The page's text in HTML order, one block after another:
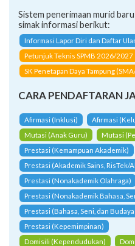
Sistem penerimaan murid
simak informasi berikut:
Informasi Lapor Diri dan Daftar
Petunjuk Teknis SPMB 2026/2027
SK Penetapan Daya Tampung
CARA PENDAFTARAN
Afirmasi (Inklusi)
Afirmasi
Mutasi (Anak Guru)
Mutasi
Prestasi (Kemampuan Akademik)
Prestasi (Akademik Sains, RisTek/
Prestasi (Nonakademik Olahraga)
Prestasi (Nonakademik Bahasa,
Prestasi (Bahasa, Seni, dan
Prestasi (Kepemimpinan)
Domisili (Kependudukan)